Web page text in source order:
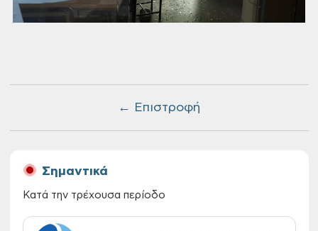
← Επιστροφή
Σημαντικά
Κατά την τρέχουσα περίοδο